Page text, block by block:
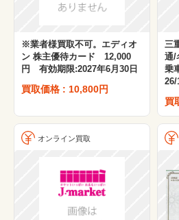
※業者様買取不可。エディオ
ン 株主優待カード 12,000
円 有効期限:2027年6月30日
買取価格 : 10,800円
三
通/
乗
26/
買
オンライン買取